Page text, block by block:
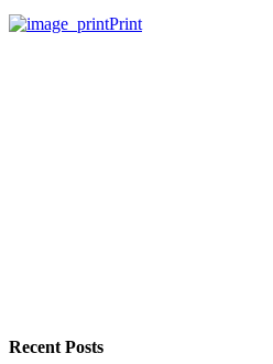
Print
Recent Posts